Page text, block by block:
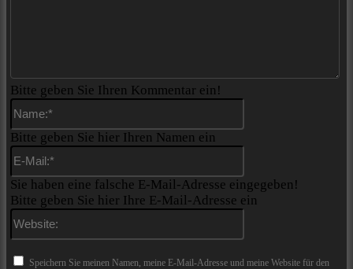
Bitte geben Sie Ihren Kommentar ein!
Bitte geben Sie hier Ihren Namen ein
Sie haben eine falsche E-Mail-Adresse eingegeben!
Bitte geben Sie hier Ihre E-Mail-Adresse ein
Speichern Sie meinen Namen, meine E-Mail-Adresse und meine Website für den